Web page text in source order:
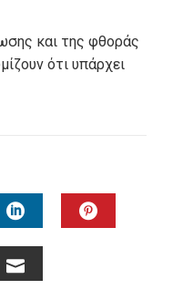
και της φθοράς
ότι υπάρχει
LINKEDIN